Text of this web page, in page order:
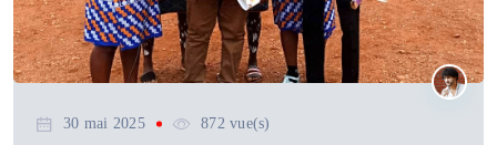
30 mai 2025 872 vue(s)